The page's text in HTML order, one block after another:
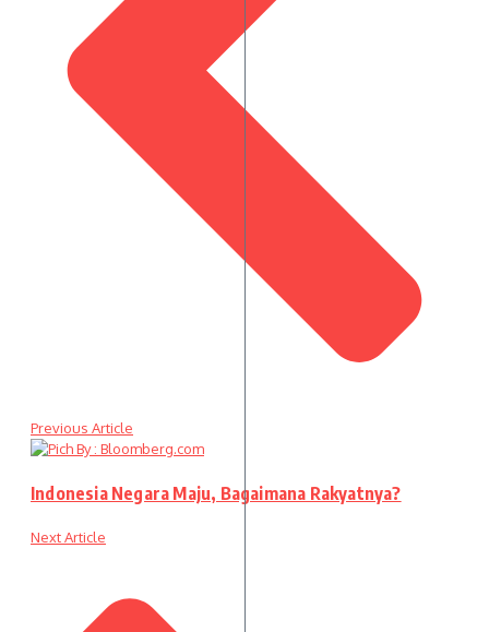
Previous Article
Indonesia Negara Maju, Bagaimana Rakyatnya?
Next Article